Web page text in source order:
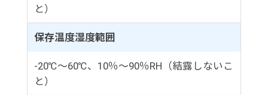
と）
保存温度湿度範囲
-20℃～60℃、10％～90％RH（結露しないこ
と）